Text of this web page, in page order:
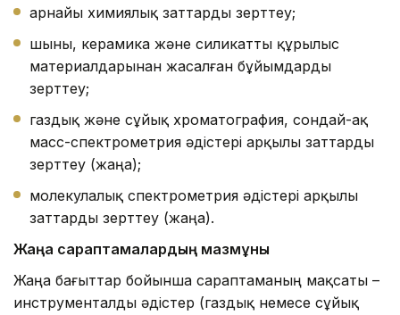
арнайы химиялық заттарды зерттеу;
шыны, керамика және силикатты құрылыс
материалдарынан жасалған бұйымдарды
зерттеу;
газдық және сұйық хроматография, сондай-ақ
масс-спектрометрия әдістері арқылы заттарды
зерттеу (жаңа);
молекулалық спектрометрия әдістері арқылы
заттарды зерттеу (жаңа).
Жаңа сараптамалардың мазмұны
Жаңа бағыттар бойынша сараптаманың мақсаты –
инструменталды әдістер (газдық немесе сұйық